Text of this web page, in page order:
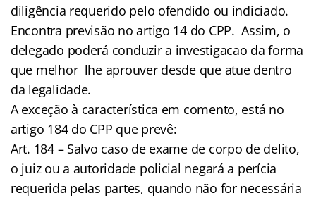
diligência requerido pelo ofendido ou indiciado.
Encontra previsão no artigo 14 do CPP. Assim, o
delegado poderá conduzir a investigacao da forma
que melhor lhe aprouver desde que atue dentro
da legalidade.
A exceção à característica em comento, está no
artigo 184 do CPP que prevê:
Art. 184 – Salvo caso de exame de corpo de delito,
o juiz ou a autoridade policial negará a perícia
requerida pelas partes, quando não for necessária